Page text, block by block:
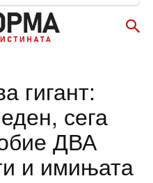
гигант:
сега
ДВА
и имињата